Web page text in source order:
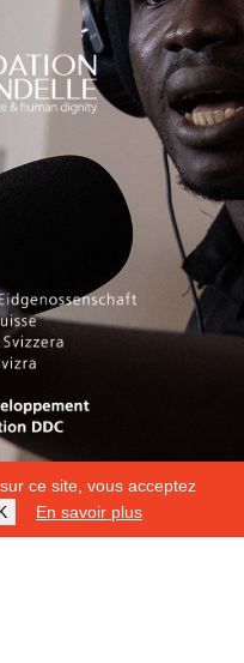
ce site, vous acceptez
En savoir plus